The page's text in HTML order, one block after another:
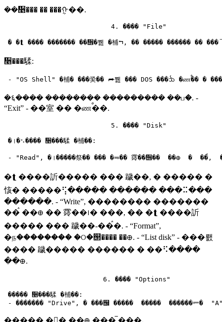
��᫥��� �� ���ᠭ��.
                           4. ���� "File"
᫥���騥:
�६���� �������� ��������� ��ப�. -
“Exit” - ��室 �� �ணࠬ��.
                           5. ���� "Disk"
�।�⠢���� ᫥���騥 �㭪��:
�⮬ ����訢����� ��� 䠩��, � ����� �
㤥� �����⢫����� ������ ���⠭���
������. - “Write”, �������� �������
��ࠧ ��᪠ �� 䨧��᪨� ���, �� �⮬ ����訢
����� ��� 䠩��-��ࠧ�. - “Format”,
�ந�������� �ଠ�஢���� ��᪠. - “List disk” - ���뢠
���� 䠩����� ������ � ��⠫����
��᪠.
                         6. ���� "Options"
����� ᫥���騥 �㭪��: